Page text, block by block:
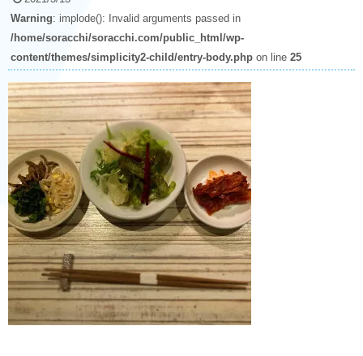
Warning: implode(): Invalid arguments passed in
/home/soracchi/soracchi.com/public_html/wp-
content/themes/simplicity2-child/entry-body.php on line 25